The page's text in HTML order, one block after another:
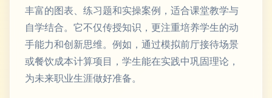
丰富的图表、练习题和实操案例，适合课堂教学与
自学结合。它不仅传授知识，更注重培养学生的动
手能力和创新思维。例如，通过模拟前厅接待场景
或餐饮成本计算项目，学生能在实践中巩固理论，
为未来职业生涯做好准备。